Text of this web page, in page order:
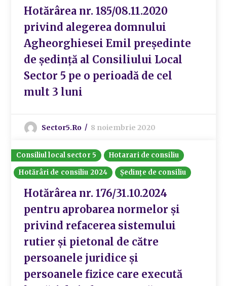
Hotărârea nr. 185/08.11.2020
privind alegerea domnului
Agheorghiesei Emil președinte
de ședință al Consiliului Local
Sector 5 pe o perioadă de cel
mult 3 luni
Sector5.ro 8 noiembrie 2020
Consiliul local sector 5
Hotarari de consiliu
Hotărâri de consiliu 2024
Ședințe de consiliu
Hotărârea nr. 176/31.10.2024
pentru aprobarea normelor și
privind refacerea sistemului
rutier şi pietonal de către
persoanele juridice şi
persoanele fizice care execută